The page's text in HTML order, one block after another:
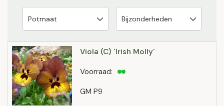
Viola (C) 'Irish Molly'
GM P9
Voorraad: